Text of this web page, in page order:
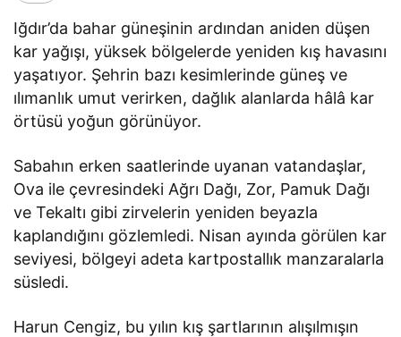
Iğdır’da bahar güneşinin ardından aniden düşen
kar yağışı, yüksek bölgelerde yeniden kış havasını
yaşatıyor. Şehrin bazı kesimlerinde güneş ve
ılımanlık umut verirken, dağlık alanlarda hâlâ kar
örtüsü yoğun görünüyor.
Sabahın erken saatlerinde uyanan vatandaşlar,
Ova ile çevresindeki Ağrı Dağı, Zor, Pamuk Dağı
ve Tekaltı gibi zirvelerin yeniden beyazla
kaplandığını gözlemledi. Nisan ayında görülen kar
seviyesi, bölgeyi adeta kartpostallık manzaralarla
süsledi.
Harun Cengiz, bu yılın kış şartlarının alışılmışın